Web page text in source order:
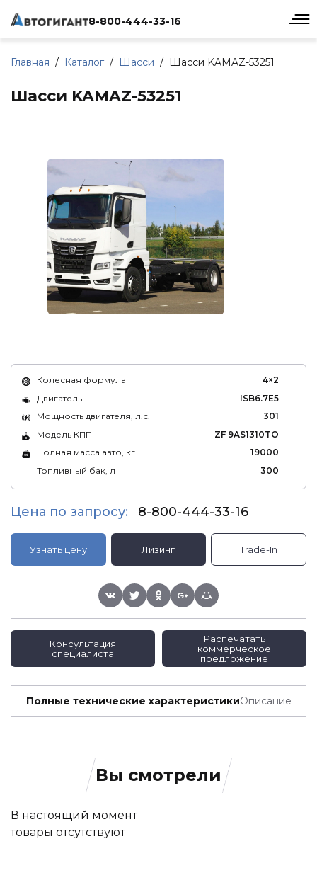
8-800-444-33-16
Главная Каталог Шасси Шасси KAMAZ-53251
Шасси KAMAZ-53251
Колесная формула
4×2
Двигатель
ISB6.7E5
Мощность двигателя, л.с.
301
Модель КПП
ZF 9AS1310TO
Полная масса авто, кг
19000
Топливный бак, л
300
Цена по запросу: 8-800-444-33-16
Узнать цену Лизинг Trade-In
Консультация
специалиста
Распечатать
коммерческое
предложение
Полные технические характеристикиОписание
Вы смотрели
В настоящий момент
товары отсутствуют